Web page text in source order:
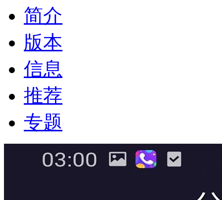
简介
版本
信息
推荐
专题